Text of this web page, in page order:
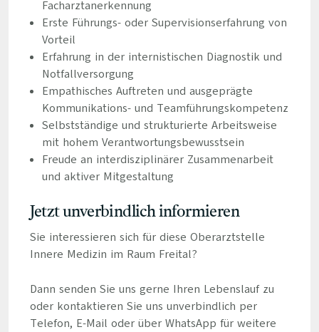
Facharztanerkennung
Erste Führungs- oder Supervisionserfahrung von
Vorteil
Erfahrung in der internistischen Diagnostik und
Notfallversorgung
Empathisches Auftreten und ausgeprägte
Kommunikations- und Teamführungskompetenz
Selbstständige und strukturierte Arbeitsweise
mit hohem Verantwortungsbewusstsein
Freude an interdisziplinärer Zusammenarbeit
und aktiver Mitgestaltung
Jetzt unverbindlich informieren
Sie interessieren sich für diese Oberarztstelle
Innere Medizin im Raum Freital?
Dann senden Sie uns gerne Ihren Lebenslauf zu
oder kontaktieren Sie uns unverbindlich per
Telefon, E-Mail oder über WhatsApp für weitere